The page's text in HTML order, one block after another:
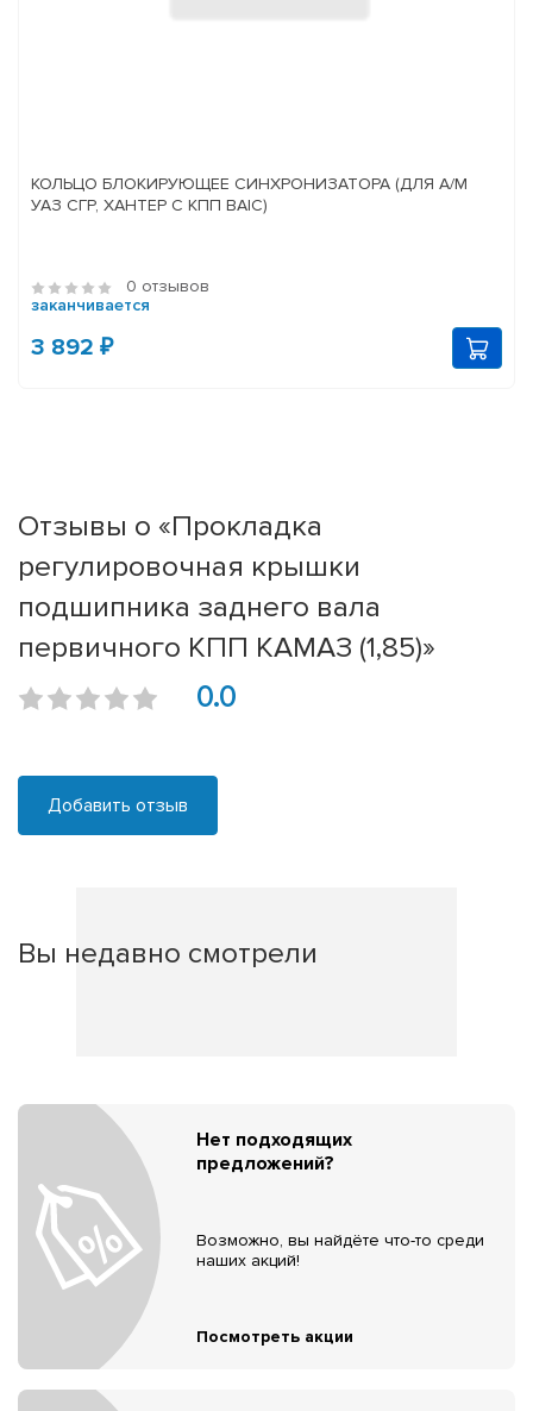
КОЛЬЦО БЛОКИРУЮЩЕЕ СИНХРОНИЗАТОРА (ДЛЯ А/М
УАЗ СГР, ХАНТЕР С КПП BAIC)
0 отзывов
заканчивается
3 892 ₽
Отзывы о «Прокладка
регулировочная крышки
подшипника заднего вала
первичного КПП КАМАЗ (1,85)»
0.0
Добавить отзыв
Вы недавно смотрели
Нет подходящих
предложений?
Возможно, вы найдёте что-то среди
наших акций!
Посмотреть акции